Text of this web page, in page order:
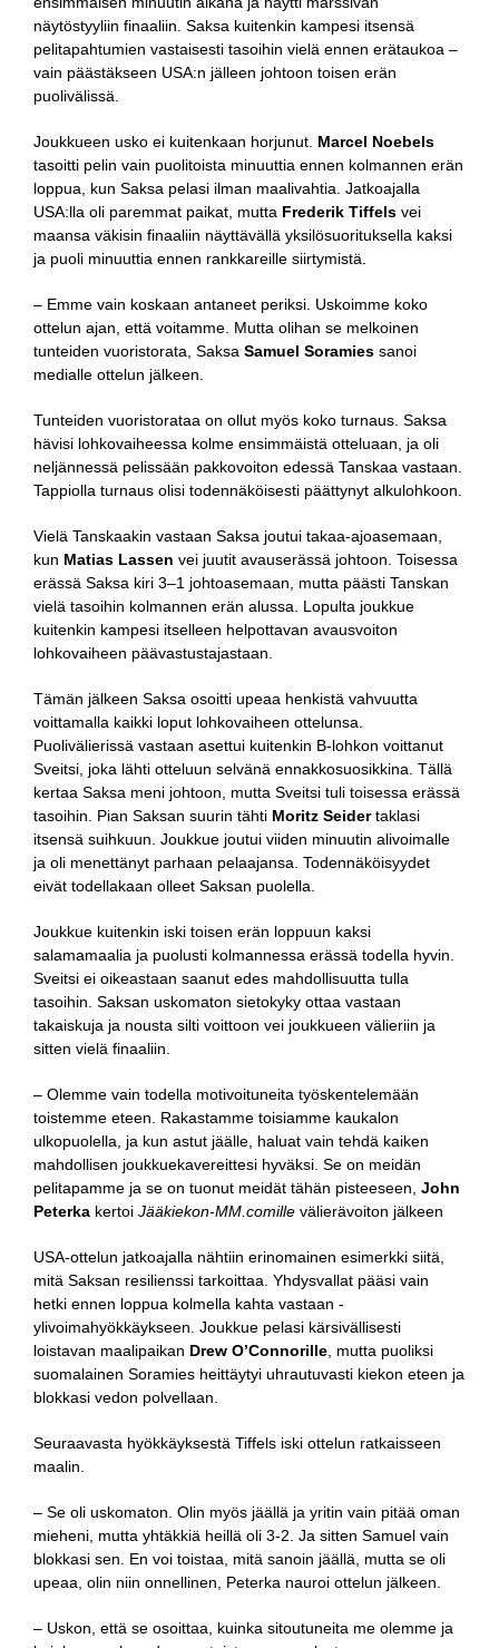
näytöstyyliin finaaliin. Saksa kuitenkin kampesi itsensä
pelitapahtumien vastaisesti tasoihin vielä ennen erätaukoa –
vain päästäkseen USA:n jälleen johtoon toisen erän
puolivälissä.
Joukkueen usko ei kuitenkaan horjunut. Marcel Noebels
tasoitti pelin vain puolitoista minuuttia ennen kolmannen erän
loppua, kun Saksa pelasi ilman maalivahtia. Jatkoajalla
USA:lla oli paremmat paikat, mutta Frederik Tiffels vei
maansa väkisin finaaliin näyttävällä yksilösuorituksella kaksi
ja puoli minuuttia ennen rankkareille siirtymistä.
– Emme vain koskaan antaneet periksi. Uskoimme koko
ottelun ajan, että voitamme. Mutta olihan se melkoinen
tunteiden vuoristorata, Saksa Samuel Soramies sanoi
medialle ottelun jälkeen.
Tunteiden vuoristorataa on ollut myös koko turnaus. Saksa
hävisi lohkovaiheessa kolme ensimmäistä otteluaan, ja oli
neljännessä pelissään pakkovoiton edessä Tanskaa vastaan.
Tappiolla turnaus olisi todennäköisesti päättynyt alkulohkoon.
Vielä Tanskaakin vastaan Saksa joutui takaa-ajoasemaan,
kun Matias Lassen vei juutit avauserässä johtoon. Toisessa
erässä Saksa kiri 3–1 johtoasemaan, mutta päästi Tanskan
vielä tasoihin kolmannen erän alussa. Lopulta joukkue
kuitenkin kampesi itselleen helpottavan avausvoiton
lohkovaiheen päävastustajastaan.
Tämän jälkeen Saksa osoitti upeaa henkistä vahvuutta
voittamalla kaikki loput lohkovaiheen ottelunsa.
Puolivälierissä vastaan asettui kuitenkin B-lohkon voittanut
Sveitsi, joka lähti otteluun selvänä ennakkosuosikkina. Tällä
kertaa Saksa meni johtoon, mutta Sveitsi tuli toisessa erässä
tasoihin. Pian Saksan suurin tähti Moritz Seidertaklasi
itsensä suihkuun. Joukkue joutui viiden minuutin alivoimalle
ja oli menettänyt parhaan pelaajansa. Todennäköisyydet
eivät todellakaan olleet Saksan puolella.
Joukkue kuitenkin iski toisen erän loppuun kaksi
salamamaalia ja puolusti kolmannessa erässä todella hyvin.
Sveitsi ei oikeastaan saanut edes mahdollisuutta tulla
tasoihin. Saksan uskomaton sietokyky ottaa vastaan
takaiskuja ja nousta silti voittoon vei joukkueen välieriin ja
sitten vielä finaaliin.
– Olemme vain todella motivoituneita työskentelemään
toistemme eteen. Rakastamme toisiamme kaukalon
ulkopuolella, ja kun astut jäälle, haluat vain tehdä kaiken
mahdollisen joukkuekavereittesi hyväksi. Se on meidän
pelitapamme ja se on tuonut meidät tähän pisteeseen, John
Peterka kertoi Jääkiekon-MM.comille välierävoiton jälkeen
USA-ottelun jatkoajalla nähtiin erinomainen esimerkki siitä,
mitä Saksan resilienssi tarkoittaa. Yhdysvallat pääsi vain
hetki ennen loppua kolmella kahta vastaan -
ylivoimahyökkäykseen. Joukkue pelasi kärsivällisesti
loistavan maalipaikan Drew O’Connorille , mutta puoliksi
suomalainen Soramies heittäytyi uhrautuvasti kiekon eteen ja
blokkasi vedon polvellaan.
Seuraavasta hyökkäyksestä Tiffels iski ottelun ratkaisseen
maalin.
– Se oli uskomaton. Olin myös jäällä ja yritin vain pitää oman
mieheni, mutta yhtäkkiä heillä oli 3-2. Ja sitten Samuel vain
blokkasi sen. En voi toistaa, mitä sanoin jäällä, mutta se oli
upeaa, olin niin onnellinen, Peterka nauroi ottelun jälkeen.
– Uskon, että se osoittaa, kuinka sitoutuneita me olemme ja